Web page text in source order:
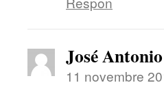
José
11 novembre